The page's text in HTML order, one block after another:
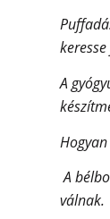
A
A
válnak.